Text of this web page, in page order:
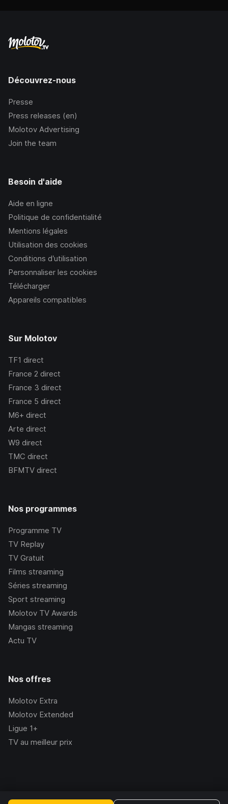
Découvrez-nous
Presse
Press releases (en)
Molotov Advertising
Join the team
Besoin d'aide
Aide en ligne
Politique de confidentialité
Mentions légales
Utilisation des cookies
Conditions d’utilisation
Personnaliser les cookies
Télécharger
Appareils compatibles
Sur Molotov
TF1 direct
France 2 direct
France 3 direct
France 5 direct
M6+ direct
Arte direct
W9 direct
TMC direct
BFMTV direct
Nos programmes
Programme TV
TV Replay
TV Gratuit
Films streaming
Séries streaming
Sport streaming
Molotov TV Awards
Mangas streaming
Actu TV
Nos offres
Molotov Extra
Molotov Extended
Ligue 1+
TV au meilleur prix